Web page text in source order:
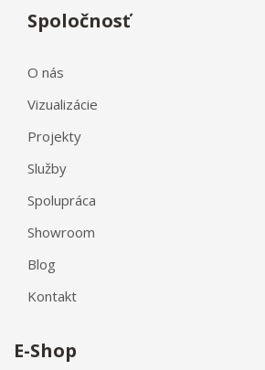
Spoločnosť
O nás
Vizualizácie
Projekty
Služby
Spolupráca
Showroom
Blog
Kontakt
E-Shop